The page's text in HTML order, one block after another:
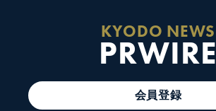
KYODO NEWS
PRWIRE
会員登録